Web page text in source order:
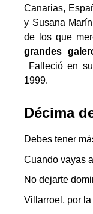
Canarias,
y Susana
de los que
grandes
Falleció en
1999.
Décima
Debes tener
Cuando vayas
No dejarte
Villarroel, por